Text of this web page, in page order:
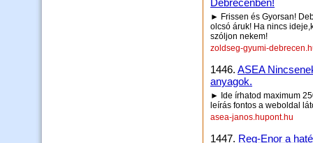
Debrecenben!
► Frissen és Gyorsan!
olcsó áruk! Ha nincs
szóljon nekem!
zoldseg-gyumi-
1446. ASEA
anyagok.
► Ide írhatod maximum
leírás fontos a weboldal
asea-janos.hupont.hu
1447. Reg-Enor a